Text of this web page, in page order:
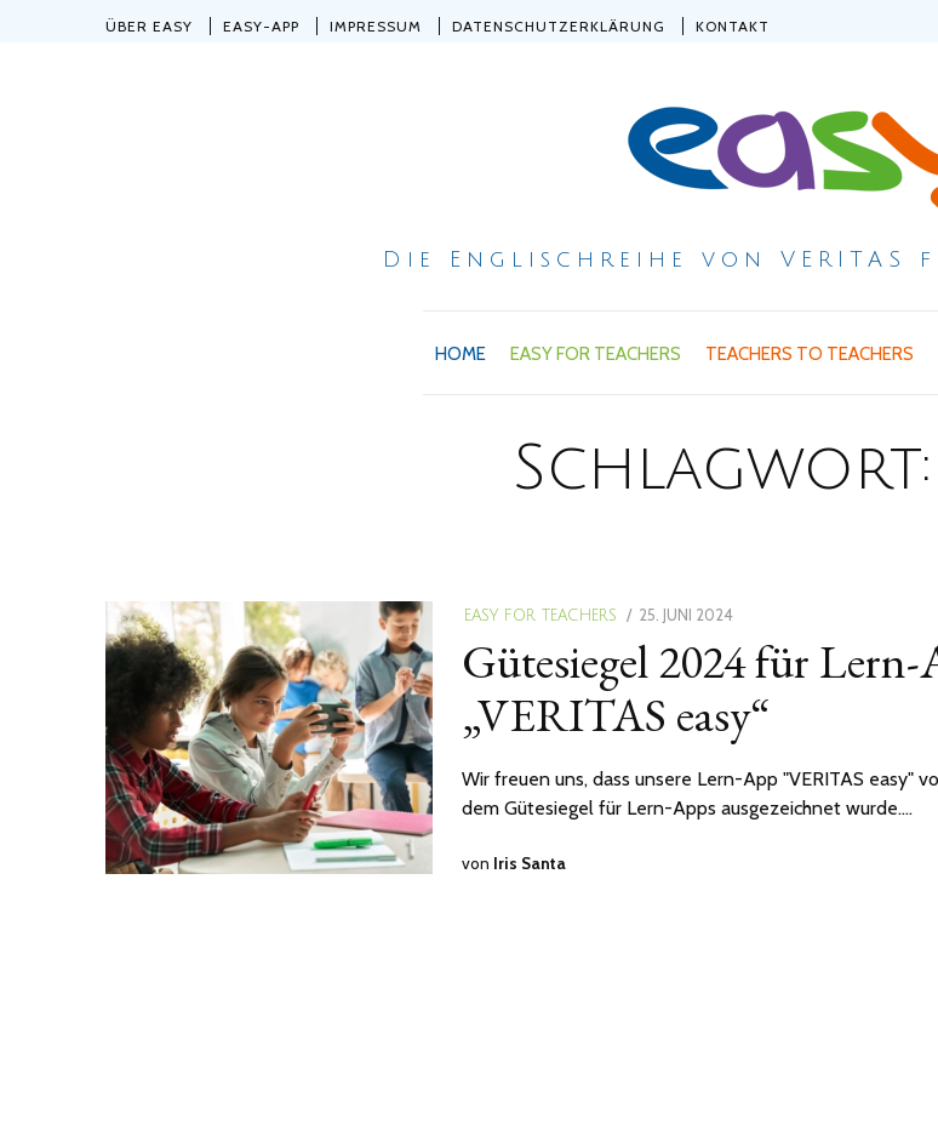
ÜBER EASY EASY-APP IMPRESSUM DATENSCHUTZERKLÄRUNG KONTAKT
Die Englischreihe von
HOME EASY FOR TEACHERS TEACHERS TO TEACHERS
Schlagwort:
EASY FOR TEACHERS
POSTED
ON
25. JUNI 2024
Gütesiegel 2024 für
„VERITAS easy“
Wir freuen uns, dass unsere Lern-App "VERITAS easy"
dem Gütesiegel für Lern-Apps ausgezeichnet wurde.…
von Iris Santa